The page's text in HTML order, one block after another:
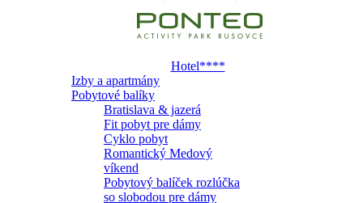
Hotel****
Izby a apartmány
Pobytové balíky
Bratislava & jazerá
Fit pobyt pre dámy
Cyklo pobyt
Romantický Medový
víkend
Pobytový balíček rozlúčka
so slobodou pre dámy